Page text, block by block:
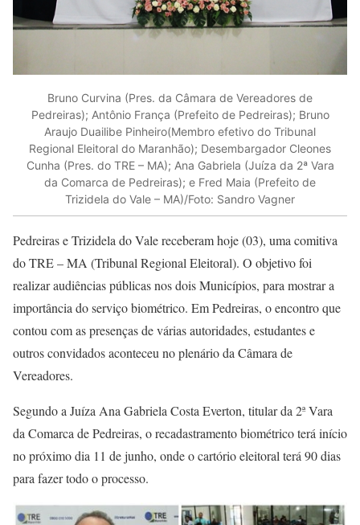
Bruno Curvina (Pres. da Câmara de Vereadores de
Pedreiras); Antônio França (Prefeito de Pedreiras); Bruno
Araujo Duailibe Pinheiro(Membro efetivo do Tribunal
Regional Eleitoral do Maranhão); Desembargador Cleones
Cunha (Pres. do TRE – MA); Ana Gabriela (Juíza da 2ª Vara
da Comarca de Pedreiras); e Fred Maia (Prefeito de
Trizidela do Vale – MA)/Foto: Sandro Vagner
Pedreiras e Trizidela do Vale receberam hoje (03), uma comitiva
do TRE – MA (Tribunal Regional Eleitoral). O objetivo foi
realizar audiências públicas nos dois Municípios, para mostrar a
importância do serviço biométrico. Em Pedreiras, o encontro que
contou com as presenças de várias autoridades, estudantes e
outros convidados aconteceu no plenário da Câmara de
Vereadores.
Segundo a Juíza Ana Gabriela Costa Everton, titular da 2ª Vara
da Comarca de Pedreiras, o recadastramento biométrico terá início
no próximo dia 11 de junho, onde o cartório eleitoral terá 90 dias
para fazer todo o processo.